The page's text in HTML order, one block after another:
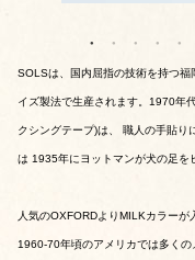
SOLSは、国内屈指の技術を持つ
イズ製法で生産されます。1970年
クシングテープ)は、 職人の手貼り
は 1935年にヨットマンが犬の足を
人気のOXFORDよりMILKカラーが
1960-70年頃のアメリカでは多く